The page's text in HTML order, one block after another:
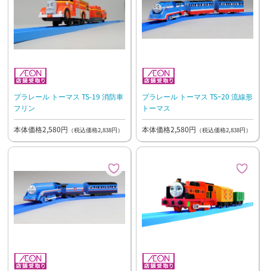
プラレール トーマス TS-19 消防車
フリン
本体価格2,580円 （税込価格2,838円）
プラレール トーマス TSｰ20 流線形
トーマス
本体価格2,580円 （税込価格2,838円）